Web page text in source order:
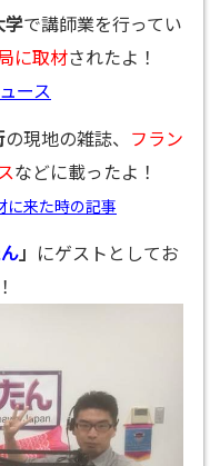
学で講師業を行ってい
に取材されたよ！
ース
の現地の雑誌、
フラン
などに載ったよ！
に来た時の記事
」
にゲストとしてお